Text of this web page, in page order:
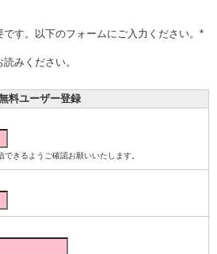
す。以下のフォームにご入力ください。*
読みください。
料ユーザー登録
きるようご確認お願いいたします。